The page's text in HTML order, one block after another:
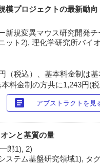
模プロジェクトの最新動向
新規変異マウス研究開発
ット2), 理化学研究所バイ
（税込）、基本料金制は基
料金制の方共に1,243円(税
article アブストラクトを見
ンと基質の量
郎1), 2)
ステム基盤研究領域1), タ